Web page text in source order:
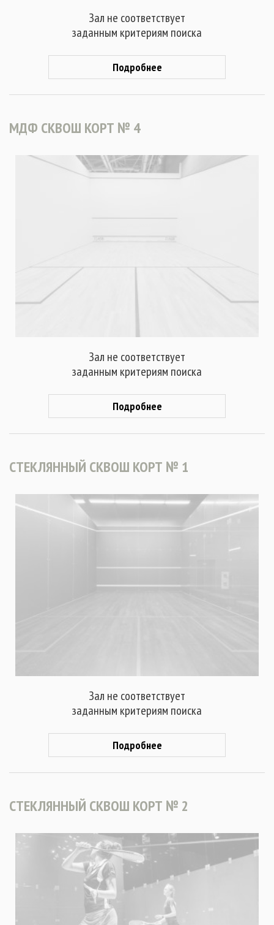
Зал не соответствует
заданным критериям поиска
Подробнее
МДФ СКВОШ КОРТ № 4
Зал не соответствует
заданным критериям поиска
Подробнее
СТЕКЛЯННЫЙ СКВОШ КОРТ № 1
Зал не соответствует
заданным критериям поиска
Подробнее
СТЕКЛЯННЫЙ СКВОШ КОРТ № 2